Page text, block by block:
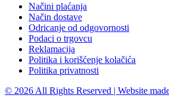
Načini plaćanja
Način dostave
Odricanje od odgovornosti
Podaci o trgovcu
Reklamacija
Politika i korišćenje kolačića
Politika privatnosti
© 2026 All Rights Reserved | Website